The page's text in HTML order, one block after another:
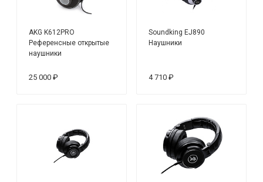
AKG K612PRO
Референсные открытые
наушники
25 000 ₽
Soundking EJ890
Наушники
4 710 ₽